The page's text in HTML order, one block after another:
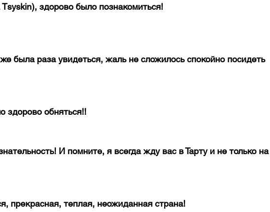
здорово было познакомиться!
была раза увидеться, жаль не сложилось спокойно посидеть
здорово обняться!!
И помните, я всегда жду вас в Тарту и не только на
прекрасная, теплая, неожиданная страна!